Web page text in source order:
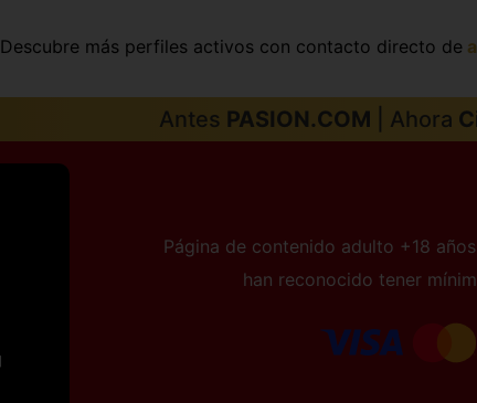
Descubre más perfiles activos con contacto directo de
Antes PASION.COM | Ahora
Página de contenido adulto +18
han reconocido tener